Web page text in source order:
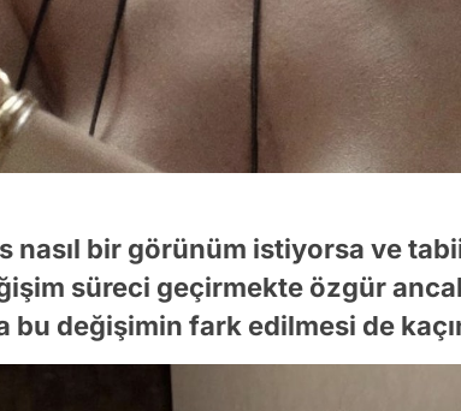
nasıl bir görünüm istiyorsa ve
süreci geçirmekte özgür
bu değişimin fark edilmesi de